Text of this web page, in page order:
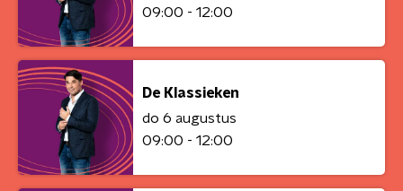
09:00 - 12:00
De Klassieken
do 6 augustus
09:00 - 12:00